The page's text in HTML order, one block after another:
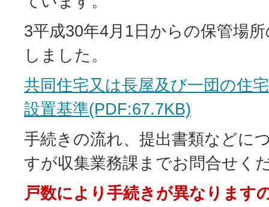
3平成30年4月1日からの保管場
しました。
共同住宅又は長屋及び一団の住
設置基準(PDF:67.7KB)
手続きの流れ、提出書類などに
すが収集業務課までお問合せく
戸数により手続きが異なります